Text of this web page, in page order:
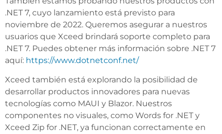
.NET 7, cuyo lanzamiento está previsto para
noviembre de 2022. Queremos asegurar a nuestros
usuarios que Xceed brindará soporte completo para
.NET 7. Puedes obtener más información sobre .NET 7
aquí: https://www.dotnetconf.net/
Xceed también está explorando la posibilidad de
desarrollar productos innovadores para nuevas
tecnologías como MAUI y Blazor. Nuestros
componentes no visuales, como Words for .NET y
Xceed Zip for .NET, ya funcionan correctamente en